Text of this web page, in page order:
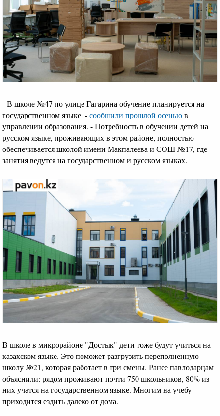
- В школе №47 по улице Гагарина обучение планируется на
государственном языке, -сообщили прошлой осеньюв
управлении образования. - Потребность в обучении детей на
русском языке, проживающих в этом районе, полностью
обеспечивается школой имени Макпалеева и СОШ №17, где
занятия ведутся на государственном и русском языках.
В школе в микрорайоне "Достык" дети тоже будут учиться на
казахском языке. Это поможет разгрузить переполненную
школу №21, которая работает в три смены. Ранее павлодарцам
объяснили: рядом проживают почти 750 школьников, 80% из
них учатся на государственном языке. Многим на учебу
приходится ездить далеко от дома.